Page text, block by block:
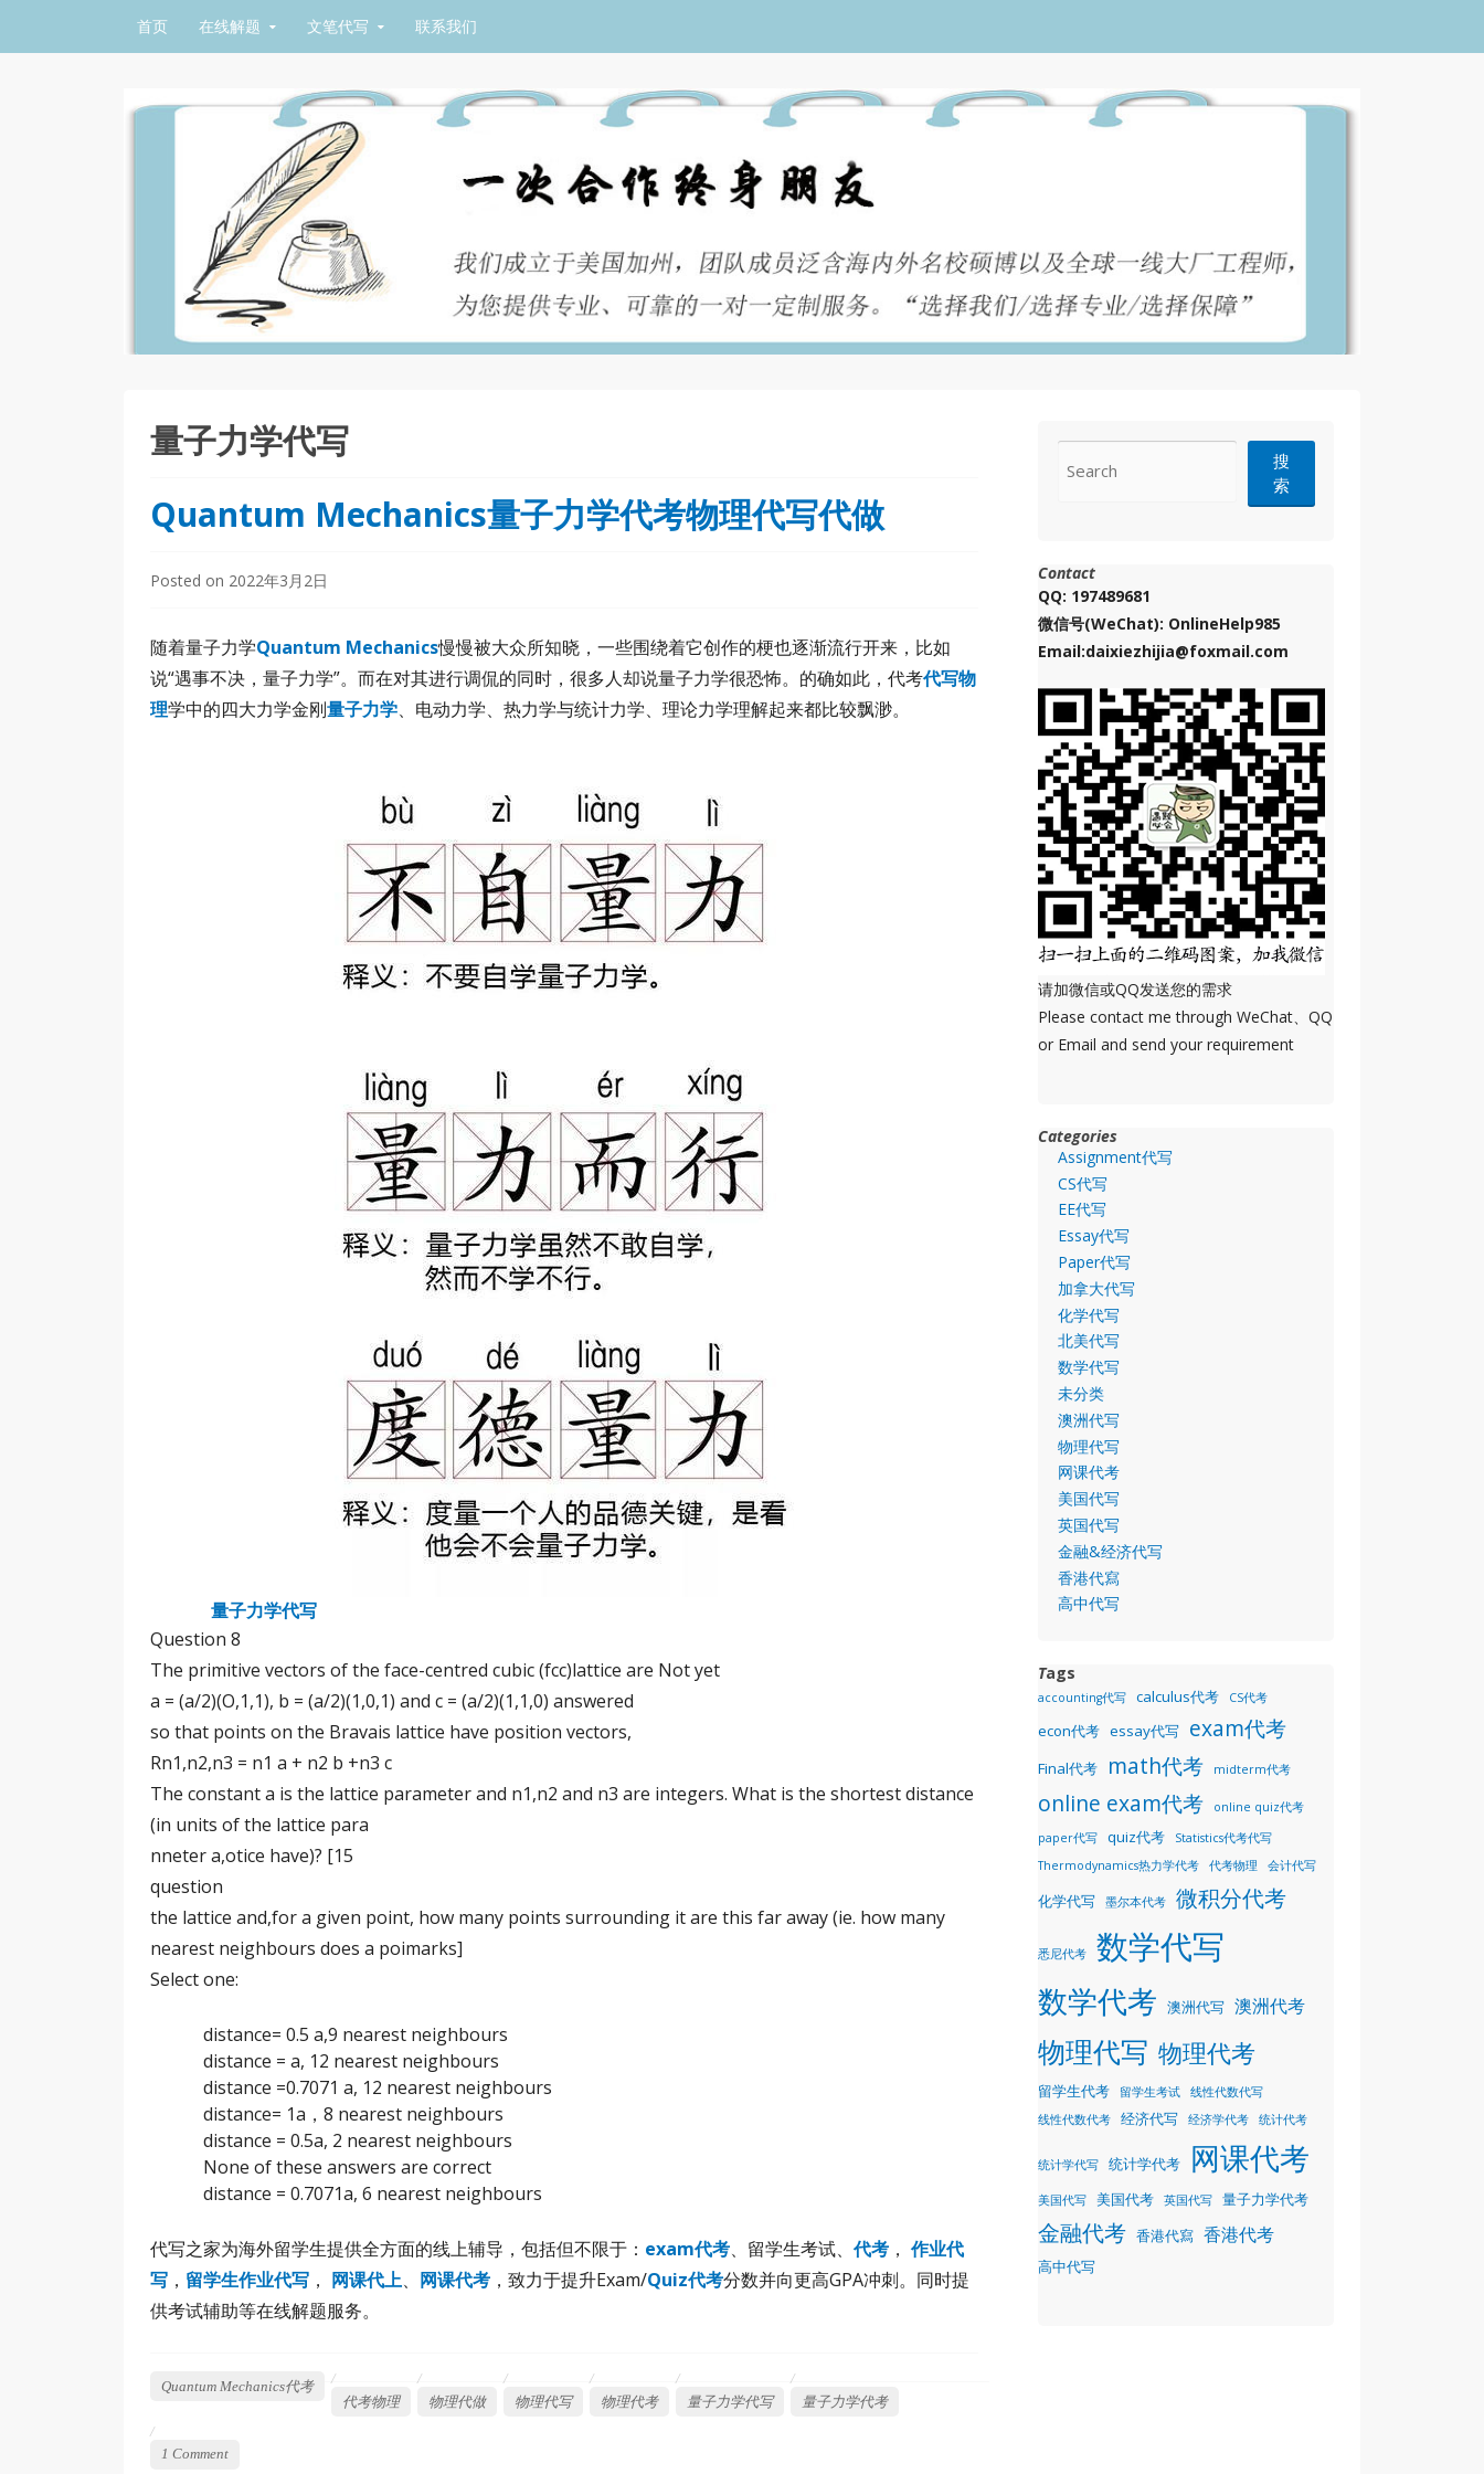
首页 在线解题 文笔代写 联系我们
量子力学代写
Quantum Mechanics量子力学代考物理代写代做
Posted on 2022年3月2日
随着量子力学Quantum Mechanics慢慢被大众所知晓，一些围绕着它创作的梗也逐渐流行开来，比如
说“遇事不决，量子力学”。而在对其进行调侃的同时，很多人却说量子力学很恐怖。的确如此，代考代写物
理学中的四大力学金刚量子力学、电动力学、热力学与统计力学、理论力学理解起来都比较飘渺。
量子力学代写
Question 8
The primitive vectors of the face-centred cubic (fcc)lattice are Not yet
a = (a/2)(O,1,1), b = (a/2)(1,0,1) and c = (a/2)(1,1,0) answered
so that points on the Bravais lattice have position vectors,
Rn1,n2,n3 = n1 a + n2 b +n3 c
The constant a is the lattice parameter and n1,n2 and n3 are integers. What is the shortest distance
(in units of the lattice para
nneter a,otice have)? [15
question
the lattice and,for a given point, how many points surrounding it are this far away (ie. how many
nearest neighbours does a poimarks]
Select one:
distance= 0.5 a,9 nearest neighbours
distance = a, 12 nearest neighbours
distance =0.7071 a, 12 nearest neighbours
distance= 1a，8 nearest neighbours
distance = 0.5a, 2 nearest neighbours
None of these answers are correct
distance = 0.7071a, 6 nearest neighbours
代写之家为海外留学生提供全方面的线上辅导，包括但不限于： exam代考、留学生考试、代考 ， 作业代
写 ， 留学生作业代写 ， 网课代上、 网课代考 ，致力于提升Exam/Quiz代考分数并向更高GPA冲刺。同时提
供考试辅助等在线解题服务。
Quantum Mechanics代考
代考物理
物理代做 物理代写 物理代考 量子力学代写 量子力学代考
1 Comment
搜
索
Contact
QQ: 197489681
微信号(WeChat): OnlineHelp985
Email:daixiezhijia@foxmail.com
请加微信或QQ发送您的需求
Please contact me through WeChat、QQ
or Email and send your requirement
Categories
Assignment代写
CS代写
EE代写
Essay代写
Paper代写
加拿大代写
化学代写
北美代写
数学代写
未分类
澳洲代写
物理代写
网课代考
美国代写
英国代写
金融&经济代写
香港代寫
高中代写
Tags
accounting代写 calculus代考 CS代考
econ代考 essay代写 exam代考
Final代考 math代考 midterm代考
online exam代考
online quiz代考
paper代写
quiz代考
Statistics代考代写
Thermodynamics热力学代考
代考物理 会计代写
化学代写 墨尔本代考 微积分代考
悉尼代考 数学代写
数学代考 澳洲代写 澳洲代考
物理代写 物理代考
留学生代考 留学生考试
线性代数代写
线性代数代考
经济代写 经济学代考 统计代考
统计学代写 统计学代考 网课代考
美国代写 美国代考 英国代写 量子力学代考
金融代考 香港代寫 香港代考
高中代写